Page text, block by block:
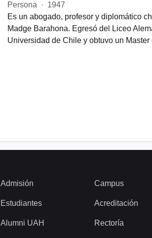
Persona
· 1947
Es un abogado, profesor y diplomático
Madge Barahona. Egresó del Liceo
Universidad de Chile y obtuvo un
Admisión
Estudiantes
Alumni UAH
Campus
Acreditación
Rectoría